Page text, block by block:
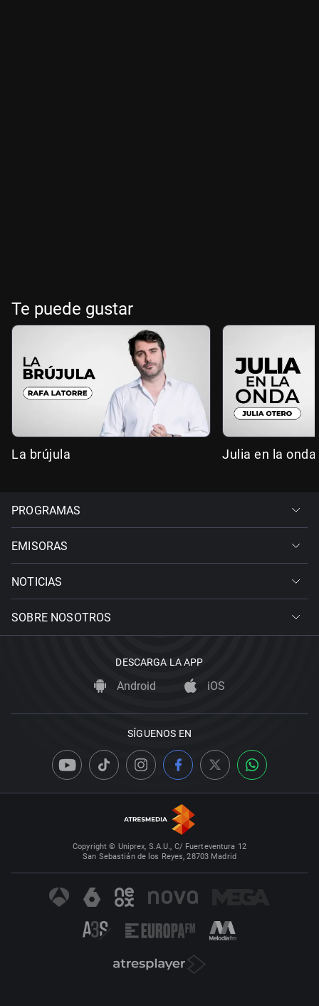
Te puede gustar
La brújula Julia en la onda
PROGRAMAS
EMISORAS
NOTICIAS
SOBRE NOSOTROS
DESCARGA LA APP
Android iOS
SÍGUENOS EN
Copyright © Uniprex, S.A.U., C/ Fuerteventura 12
San Sebastián de los Reyes, 28703 Madrid